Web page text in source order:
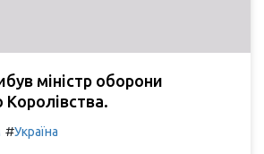
міністр оборони
Королівства.
#Україна